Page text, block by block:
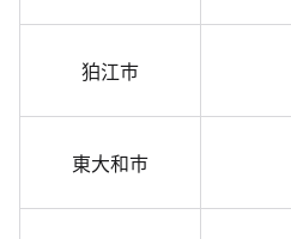
狛江市
東大和市